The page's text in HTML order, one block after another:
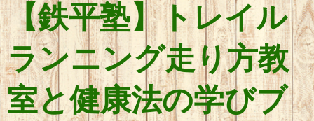
【鉄平塾】トレイル
ランニング走り方教
室と健康法の学びブ